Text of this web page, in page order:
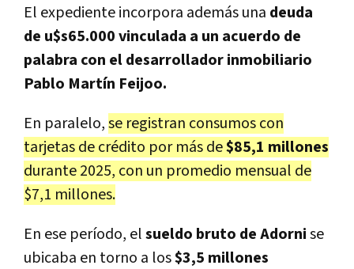
El expediente incorpora además una deuda
de u$s65.000 vinculada a un acuerdo de
palabra con el desarrollador inmobiliario
Pablo Martín Feijoo.
En paralelo,se registran consumos con
tarjetas de crédito por más de$85,1 millones
durante 2025, con un promedio mensual de
$7,1 millones.
En ese período, elsueldo bruto de Adornise
ubicaba en torno a los$3,5 millones